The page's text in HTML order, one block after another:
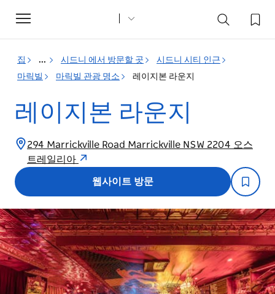
Toggle
navigation
집 ... 시드니 에서 방문할 곳
시드니 시티 인근
마릭빌
마릭빌 관광 명소 레이지본 라운지
레이지본 라운지
294 Marrickville Road Marrickville NSW 2204 오스
트레일리아
웹사이트 방문